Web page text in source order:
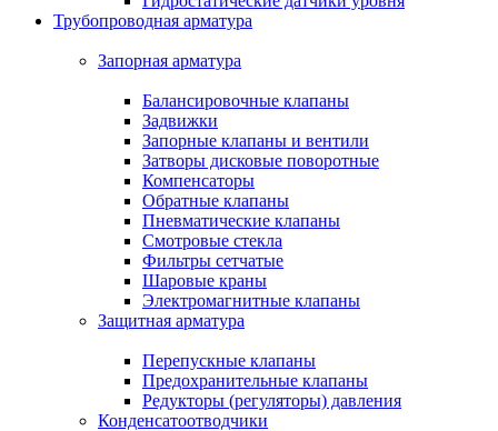
Трубопроводная арматура
Запорная арматура
Балансировочные клапаны
Задвижки
Запорные клапаны и вентили
Затворы дисковые поворотные
Компенсаторы
Обратные клапаны
Пневматические клапаны
Смотровые стекла
Фильтры сетчатые
Шаровые краны
Электромагнитные клапаны
Защитная арматура
Перепускные клапаны
Предохранительные клапаны
Редукторы (регуляторы) давления
Конденсатоотводчики